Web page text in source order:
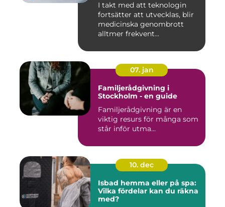
I takt med att teknologin
fortsätter att utvecklas, blir
medicinska genombrott
alltmer frekvent...
07. jan
Familjerådgivning i
Stockholm - en guide
Familjerådgivning är en
viktig resurs för många som
står inför utma...
10. dec
Isbad hemma eller på spa:
Vilka fördelar kan du räkna
med?